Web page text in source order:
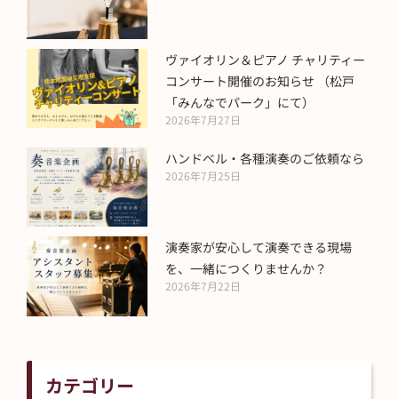
ヴァイオリン＆ピアノ チャリティー
コンサート開催のお知らせ （松戸
「みんなでパーク」にて）
2026年7月27日
ハンドベル・各種演奏のご依頼なら
2026年7月25日
演奏家が安心して演奏できる現場
を、一緒につくりませんか？
2026年7月22日
カテゴリー